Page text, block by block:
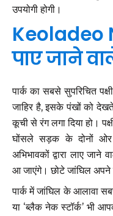
उपयोगी होगी।
Keoladeo
पाए जाने
पार्क का सबसे सुपरिचित
जाहिर है, इसके पंखों को
कूची से रंग लगा दिया हो।
घोंसले सड़क के दोनों ओर
अभिभावकों द्वारा लाए
आ जाएंगे। छोटे जांघिल अपने
पार्क में जांघिल के आलावा
या ‘ब्लैक नेक स्टॉर्क’ भी